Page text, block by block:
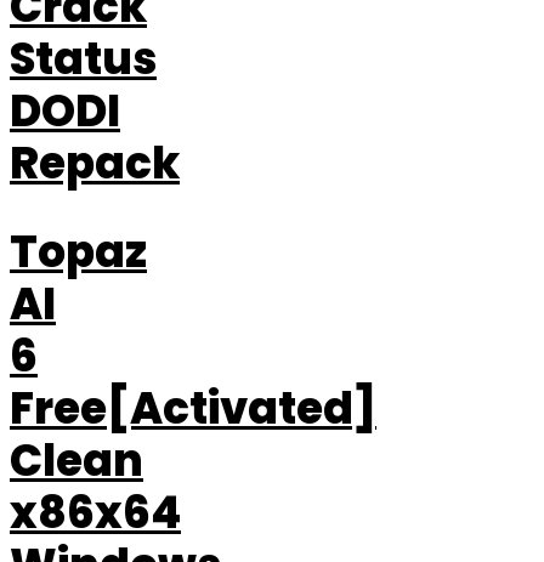
Status
DODI
Repack
Topaz
AI
6
Free[Activated]
Clean
x86x64